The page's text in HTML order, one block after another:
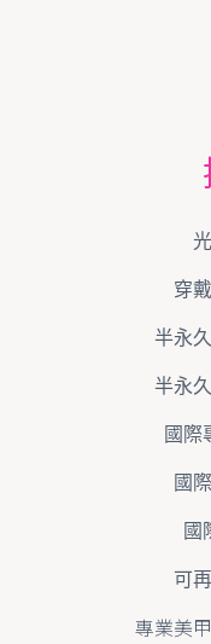
穿
半永
半永
國際
國
國
可
專業美